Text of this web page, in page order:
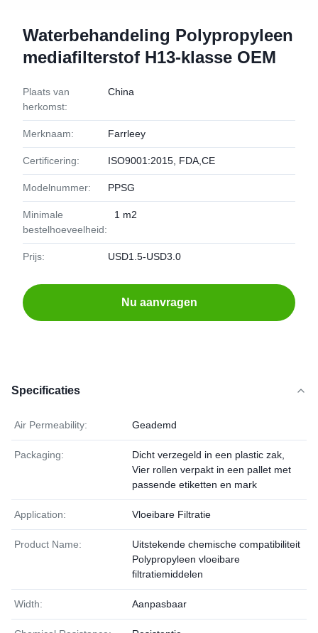
Waterbehandeling Polypropyleen
mediafilterstof H13-klasse OEM
Plaats van
herkomst:
China
Merknaam: Farrleey
Certificering: ISO9001:2015, FDA,CE
Modelnummer: PPSG
Minimale
bestelhoeveelheid:
1 m2
Prijs: USD1.5-USD3.0
Nu aanvragen
Specificaties
Air Permeability: Geademd
Packaging:
Dicht verzegeld in een plastic zak,
Vier rollen verpakt in een pallet met
passende etiketten en mark
Application: Vloeibare Filtratie
Product Name:
Uitstekende chemische compatibiliteit
Polypropyleen vloeibare
filtratiemiddelen
Width: Aanpasbaar